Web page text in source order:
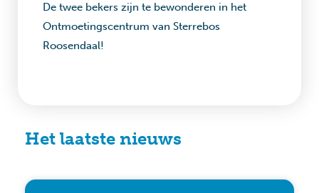
De twee bekers zijn te bewonderen in het
Ontmoetingscentrum van Sterrebos
Roosendaal!
Het laatste nieuws